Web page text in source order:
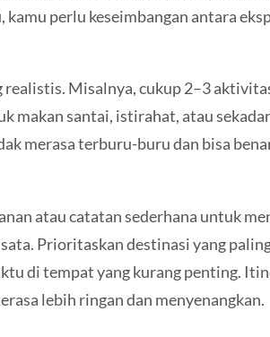
perlu keseimbangan antara
realistis. Misalnya, cukup 2–3
makan santai, istirahat, atau
merasa terburu-buru dan bisa
atau catatan sederhana untuk
Prioritaskan destinasi yang
di tempat yang kurang penting.
lebih ringan dan menyenangkan.